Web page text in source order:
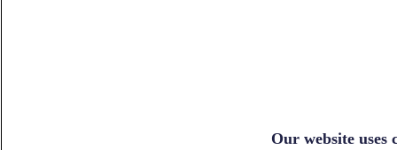
Our website uses